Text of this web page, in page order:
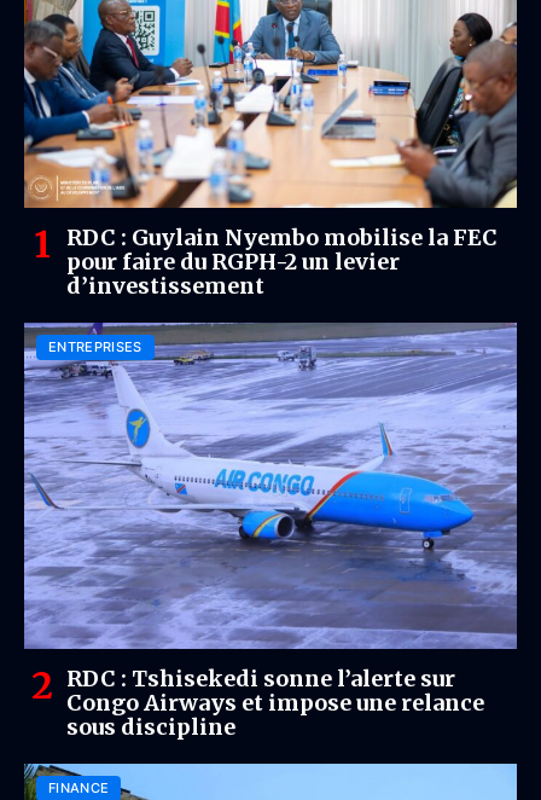
RDC : Guylain Nyembo mobilise la FEC
pour faire du RGPH-2 un levier
d’investissement
ENTREPRISES
RDC : Tshisekedi sonne l’alerte sur
Congo Airways et impose une relance
sous discipline
FINANCE